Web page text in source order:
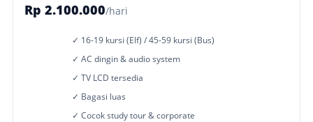
Rp 2.100.000/hari
✓ 16-19 kursi (Elf) / 45-59 kursi (Bus)
✓ AC dingin & audio system
✓ TV LCD tersedia
✓ Bagasi luas
✓ Cocok study tour & corporate